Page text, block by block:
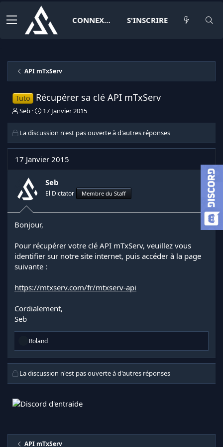
CONNEXION S'INSCRIRE
API mTxServ
Tuto Récupérer sa clé API mTxServ
I
t
i
a
t
r
d
e
a
i
s
u
s
o
n
Seb
D
e
d
d
b
u
17 Janvier 2015
La discussion n'est pas ouverte à d'autres réponses
17 Janvier 2015
Seb
El Dictator Membre du Staff
Bonjour,
Pour récupérer votre clé API mTxServ, veuillez vous
identifier sur notre site internet, puis accéder à la page
suivante :
https://mtxserv.com/fr/mtxserv-api
Cordialement,
Seb
R
a
c
t
s
Roland
La discussion n'est pas ouverte à d'autres réponses
API mTxServ